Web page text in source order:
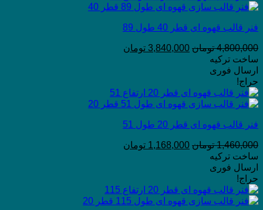
فنر قالب قهوه ای قطر 40 طول 89
4,800,000 تومان 3,840,000 تومان
ساخت ترکیه
ارسال فوری
حراج!
فنر قالب قهوه ای قطر 20 طول 51
1,460,000 تومان 1,168,000 تومان
ساخت ترکیه
ارسال فوری
حراج!